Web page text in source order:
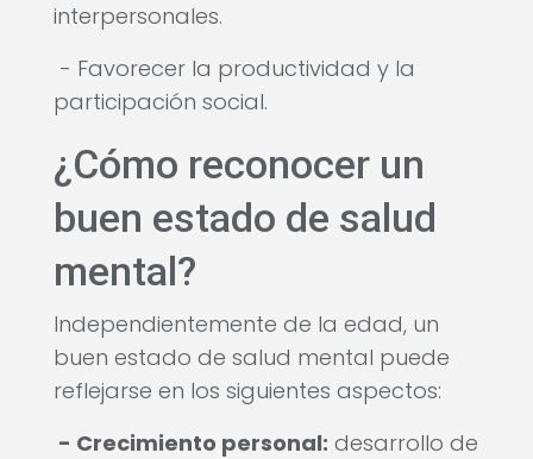
interpersonales.
- Favorecer la productividad y la
participación social.
¿Cómo reconocer un
buen estado de salud
mental?
Independientemente de la edad, un
buen estado de salud mental puede
reflejarse en los siguientes aspectos:
- Crecimiento personal: desarrollo de